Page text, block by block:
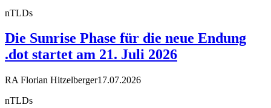
nTLDs
Die Sunrise Phase für die neue Endung
.dot startet am 21. Juli 2026
RA Florian Hitzelberger17.07.2026
nTLDs